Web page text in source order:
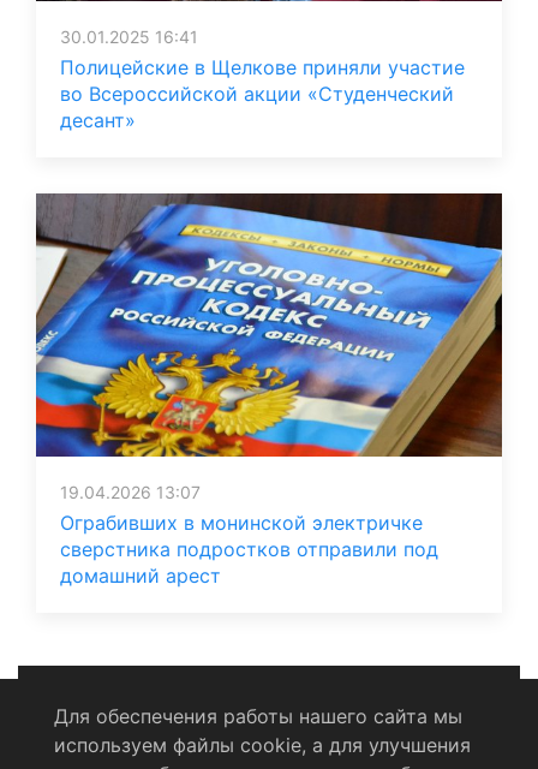
30.01.2025 16:41
Полицейские в Щелкове приняли участие
во Всероссийской акции «Студенческий
десант»
19.04.2026 13:07
Ограбивших в монинской электричке
сверстника подростков отправили под
домашний арест
Политика конфиденциальности
Для обеспечения работы нашего сайта мы
используем файлы cookie, а для улучшения